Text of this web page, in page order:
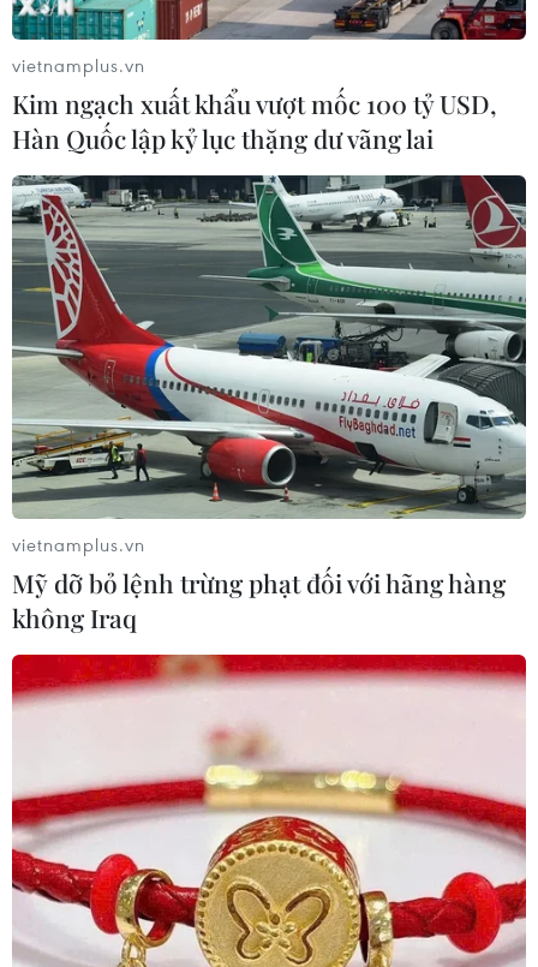
vietnamplus.vn
Kim ngạch xuất khẩu vượt mốc 100 tỷ USD,
Hàn Quốc lập kỷ lục thặng dư vãng lai
vietnamplus.vn
Mỹ dỡ bỏ lệnh trừng phạt đối với hãng hàng
không Iraq